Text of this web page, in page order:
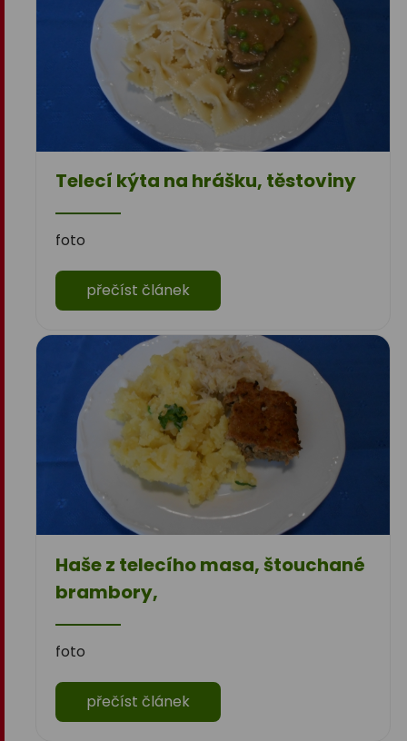
Telecí kýta na hrášku, těstoviny
foto
přečíst článek
Haše z telecího masa, štouchané
brambory,
foto
přečíst článek